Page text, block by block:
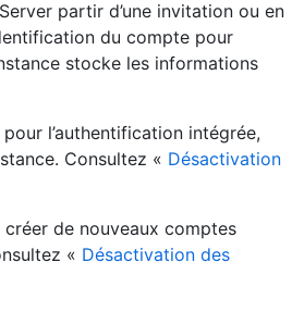
partir d’une invitation ou en
du compte pour
stocke les informations
l’authentification intégrée,
Consultez « Désactivation
de nouveaux comptes
« Désactivation des